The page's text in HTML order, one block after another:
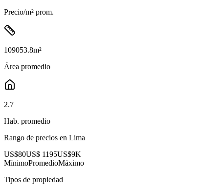
Precio/m² prom.
109053.8m²
Área promedio
2.7
Hab. promedio
Rango de precios en Lima
US$80US$ 1195US$9K
MínimoPromedioMáximo
Tipos de propiedad